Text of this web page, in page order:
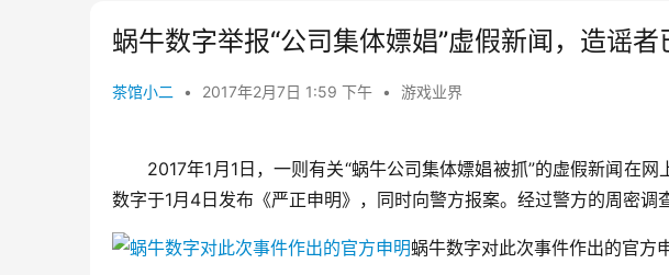
蜗牛数字举报“公司集体嫖娼”虚假新闻，造谣
茶馆小二 • 2017年2月7日 1:59 下午 • 游戏业界
2017年1月1日，一则有关“蜗牛公司集体嫖娼被抓”的虚假新闻在网
数字于1月4日发布《严正申明》，同时向警方报案。经过警方的周密调
蜗牛数字对此次事件作出的官方